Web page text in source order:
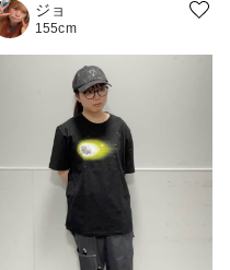
ジョ
155cm